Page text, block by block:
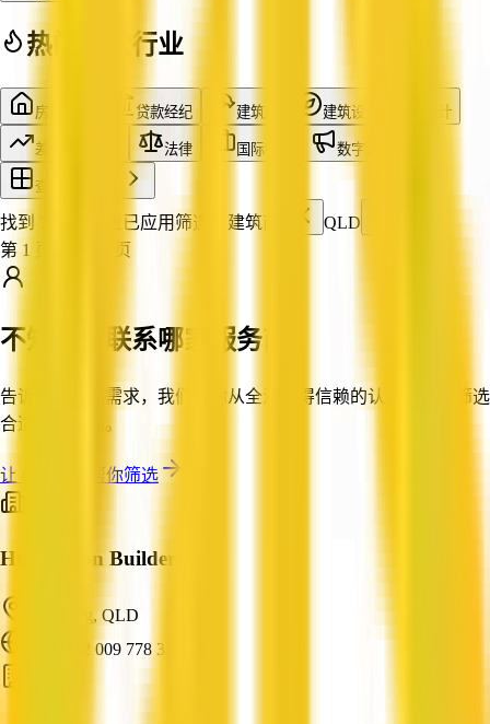
热门搜索行业
房产中介 贷款经纪 建筑商 建筑设计 会计
差价合约交易 法律 国际物流 数字营销
查看全部行业
找到 332 家企业 已应用筛选： 建筑商
QLD
第 1 页，共 28 页
不知道该联系哪家服务商？
告诉我们你的需求，我们帮你从全澳值得信赖的认证企业中筛选
合适的服务商。
让 QX Web 帮你筛选
Hutchinson Builders
Toowong, QLD
ABN: 52 009 778 330